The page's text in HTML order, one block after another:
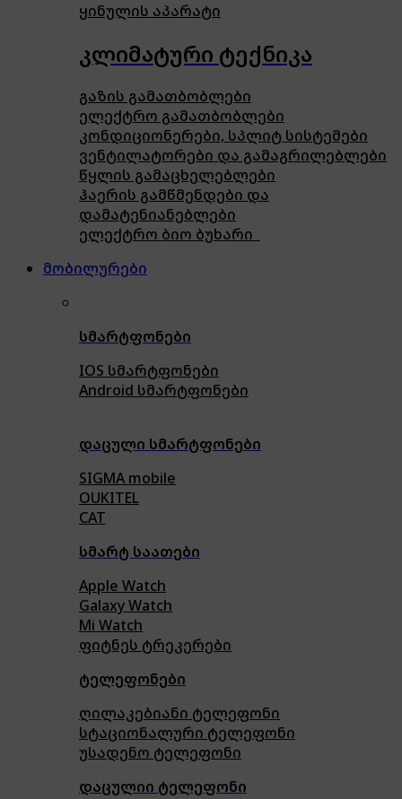
ყინულის აპარატი
კლიმატური ტექნიკა
გაზის გამათბობლები
ელექტრო გამათბობლები
კონდიციონერები, სპლიტ სისტემები
ვენტილატორები და გამაგრილებლები
წყლის გამაცხელებლები
ჰაერის გამწმენდები და
დამატენიანებლები
ელექტრო ბიო ბუხარი
მობილურები
სმარტფონები
IOS სმარტფონები
Android სმარტფონები
დაცული სმარტფონები
SIGMA mobile
OUKITEL
CAT
სმარტ საათები
Apple Watch
Galaxy Watch
Mi Watch
ფიტნეს ტრეკერები
ტელეფონები
ღილაკებიანი ტელეფონი
სტაციონალური ტელეფონი
უსადენო ტელეფონი
დაცულიი ტელეფონი